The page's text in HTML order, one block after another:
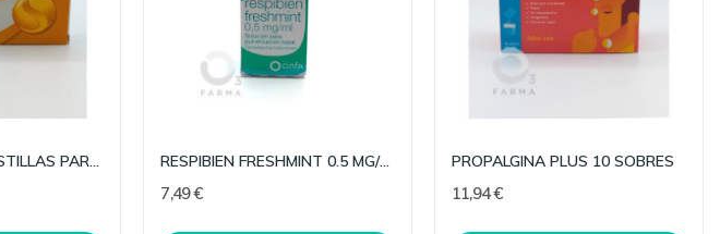
STREPSILS 24 PASTILLAS PARA CHUPAR MIEL LIMON RESPIBIEN FRESHMINT 0.5 MG/ML NEBULIZADOR NASAL
7,49 €
PROPALGINA PLUS 10 SOBRES
11,94 €